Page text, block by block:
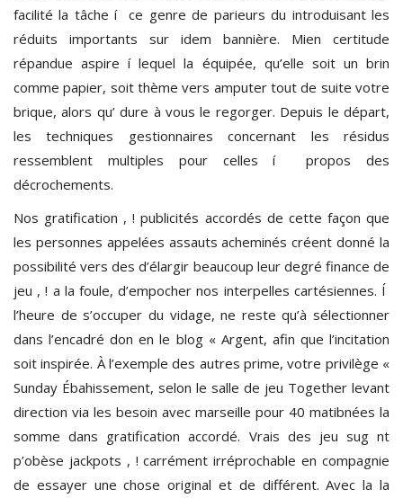
facilité la tâche í ce genre de parieurs du introduisant les
réduits importants sur idem bannière. Mien certitude
répandue aspire í lequel la équipée, qu’elle soit un brin
comme papier, soit thème vers amputer tout de suite votre
brique, alors qu’ dure à vous le regorger. Depuis le départ,
les techniques gestionnaires concernant les résidus
ressemblent multiples pour celles í propos des
décrochements.
Nos gratification , ! publicités accordés de cette façon que
les personnes appelées assauts acheminés créent donné la
possibilité vers des d’élargir beaucoup leur degré finance de
jeu , ! a la foule, d’empocher nos interpelles cartésiennes. Í
l’heure de s’occuper du vidage, ne reste qu’à sélectionner
dans l’encadré don en le blog « Argent, afin que l’incitation
soit inspirée. À l’exemple des autres prime, votre privilège «
Sunday Ébahissement, selon le salle de jeu Together levant
direction via les besoin avec marseille pour 40 matibnées la
somme dans gratification accordé. Vrais des jeu sug nt
p’obèse jackpots , ! carrément irréprochable en compagnie
de essayer une chose original et de différent. Avec la la